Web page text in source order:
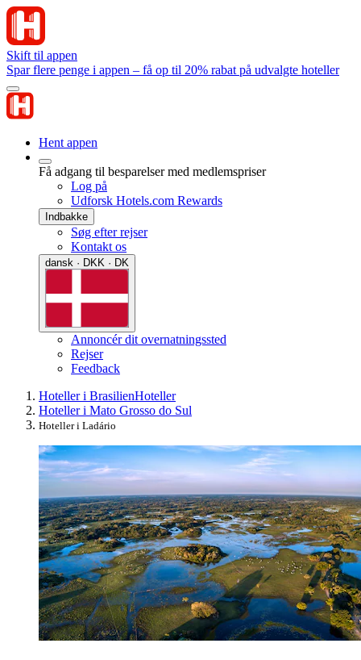
Skift til appen
Spar flere penge i appen – få op til 20% rabat på udvalgte hoteller
Hent appen
Få adgang til besparelser med medlemspriser
Log på
Udforsk Hotels.com Rewards
Indbakke
Søg efter rejser
Kontakt os
dansk · DKK · DK
Annoncér dit overnatningssted
Rejser
Feedback
Hoteller i BrasilienHoteller
Hoteller i Mato Grosso do Sul
Hoteller i Ladário